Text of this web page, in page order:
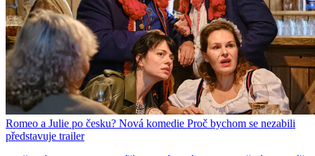
Romeo a Julie po česku? Nová komedie Proč bychom se nezabili
představuje trailer